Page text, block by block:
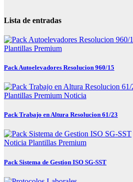
Lista de entradas
Plantillas Premium
Pack Autoelevadores Resolucion 960/15
Plantillas Premium Noticia
Pack Trabajo en Altura Resolucion 61/23
Noticia Plantillas Premium
Pack Sistema de Gestion ISO SG-SST